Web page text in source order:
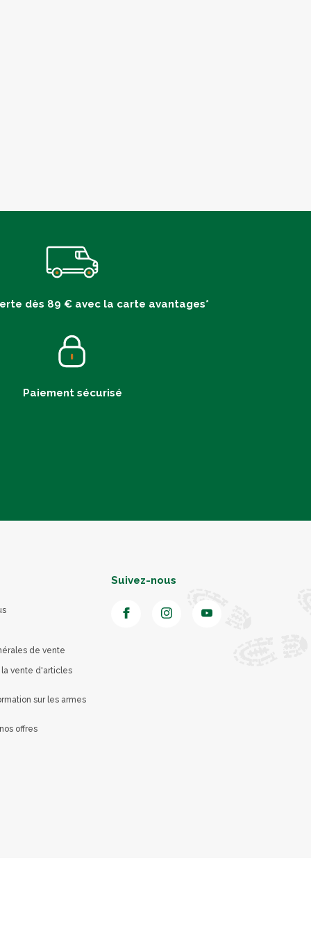
les réglementations. Personnalisez vos
dès 89 € avec la carte avantages*
Paiement sécurisé
de vente
la vente d'articles
sur les armes
offres
Suivez-nous